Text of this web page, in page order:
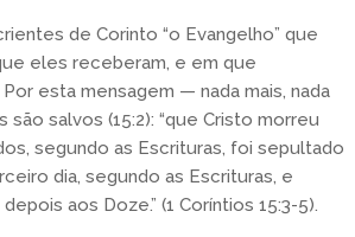
de Corinto “o Evangelho” que
eles receberam, e em que
Por esta mensagem — nada mais, nada
salvos (15:2): “que Cristo morreu
segundo as Escrituras, foi sepultado
dia, segundo as Escrituras, e
aos Doze.” (1 Coríntios 15:3-5).